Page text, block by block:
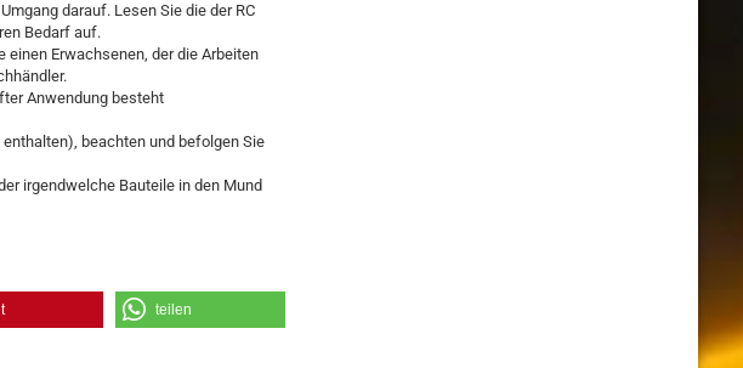
darauf. Lesen Sie die der RC
Bedarf auf.
Erwachsenen, der die Arbeiten
Anwendung besteht
beachten und befolgen Sie
irgendwelche Bauteile in den Mund
teilen